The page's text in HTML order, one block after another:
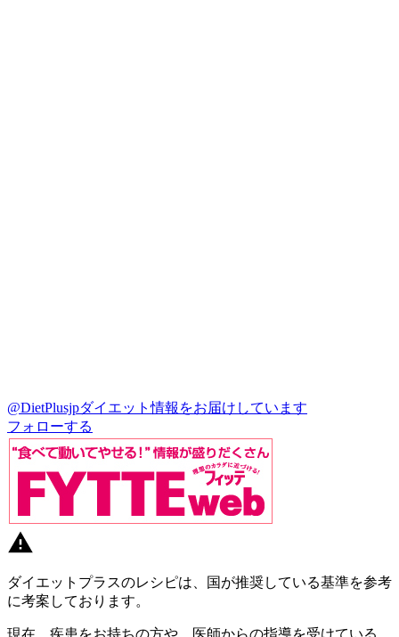
@DietPlusjpダイエット情報をお届けしています
フォローする
ダイエットプラスのレシピは、国が推奨している基準を参考
に考案しております。
現在、疾患をお持ちの方や、医師からの指導を受けている